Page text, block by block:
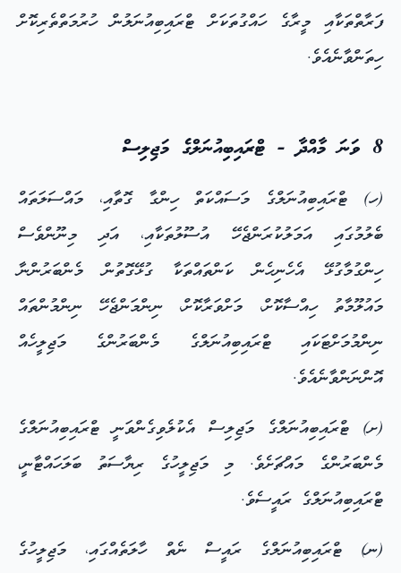
ފަރާތްތަކާއި މީރާގެ ހައްގުތަކަށް ޓްރައިބިއުނަލުން ހުރުމަތްތެރިކޮށް
ހިތަންވާނެއެވެ.
8 ވަނަ މާއްދާ - ޓްރައިބިއުނަލްގެ މަޖިލިސް
(ހ) ޓްރައިބިއުނަލްގެ މަސައްކަތް ހިންގާ ގޮތާއި، މައްސަލަތައް
ބެލުމުގައި އަމަލުކުރަންޖެހޭ އުސޫލުތަކާއި، އަދި މިނޫންވެސް
ހިންގުމާގުޅޭ އެހެނިހެން ކަންތައްތަކާ ގުޅޭގޮތުން މެންބަރުންނާ
މައުލޫމާތު ހިއްސާކޮށް، މަށްވަރާކޮށް، ނިންމަންޖެހޭ ނިންމުންތައް
ނިންމުމަށްޓަކައި ޓްރައިބިއުނަލްގެ މެންބަރުންގެ މަޖިލީހެއް
އޮންނަންވާނެއެވެ.
(ށ) ޓްރައިބިއުނަލްގެ މަޖިލިސް އެކުލެވިގެންވަނީ ޓްރައިބިއުނަލްގެ
މެންބަރުންގެ މައްޗަށެވެ. މި މަޖިލީހުގެ ރިޔާސަތު ބަލަހައްޓާނީ،
ޓްރައިބިއުނަލްގެ ރައީސެވެ.
(ނ) ޓްރައިބިއުނަލްގެ ރައީސް ނެތް ހާލަތެއްގައި، މަޖިލީހުގެ